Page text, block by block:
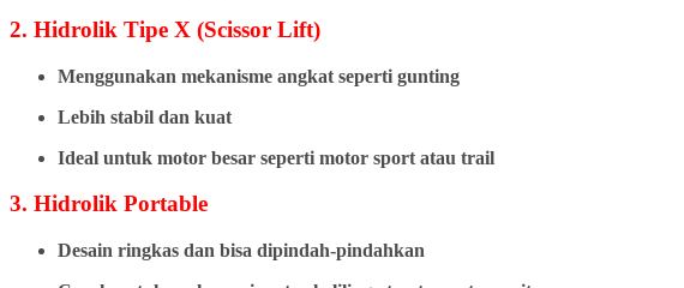
2. Hidrolik Tipe X (Scissor Lift)
Menggunakan mekanisme angkat seperti gunting
Lebih stabil dan kuat
Ideal untuk motor besar seperti motor sport atau trail
3. Hidrolik Portable
Desain ringkas dan bisa dipindah-pindahkan